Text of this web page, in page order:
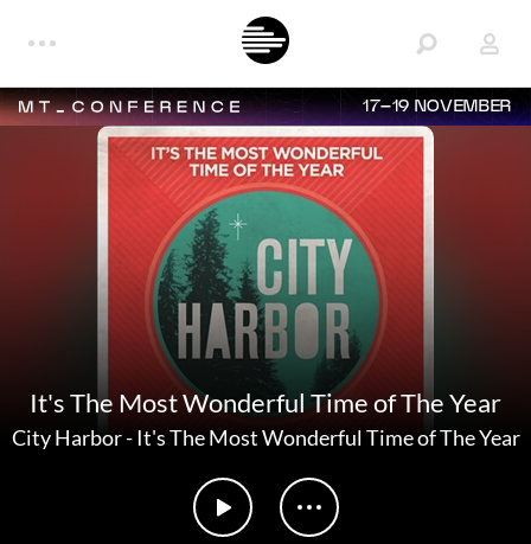
17–19 NOVEMBER
It's The Most Wonderful Time of The Year
City Harbor-It's The Most Wonderful Time of The Year